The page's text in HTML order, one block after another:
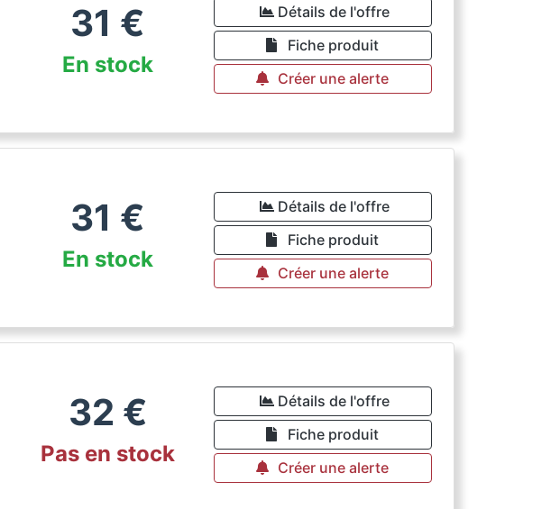
31 €
En stock
Détails de l'offre
Fiche produit
Créer une alerte
31 €
En stock
Détails de l'offre
Fiche produit
Créer une alerte
32 €
Pas en stock
Détails de l'offre
Fiche produit
Créer une alerte